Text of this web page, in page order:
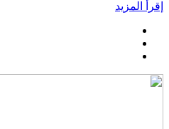
إقرأ المزيد